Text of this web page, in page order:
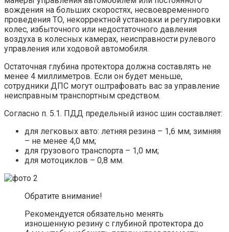
вождения на больших скоростях, несвоевременного
проведения ТО, некорректной установки и регулировки
колес, избыточного или недостаточного давления
воздуха в колесных камерах, неисправности рулевого
управления или ходовой автомобиля.
Остаточная глубина протектора должна составлять не
менее 4 миллиметров. Если он будет меньше,
сотрудники ДПС могут оштрафовать вас за управление
неисправным транспортным средством.
Согласно п. 5.1. ПДД предельный износ шин составляет:
для легковых авто: летняя резина – 1,6 мм, зимняя
– не менее 4,0 мм;
для грузового транспорта – 1,0 мм;
для мотоциклов – 0,8 мм.
Обратите внимание!
Рекомендуется обязательно менять
изношенную резину с глубиной протектора до